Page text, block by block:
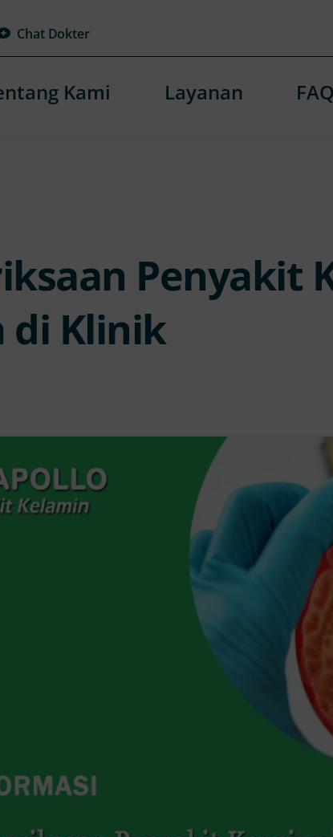
Chat Dokter
Kami Layanan
Penyakit
di Klinik